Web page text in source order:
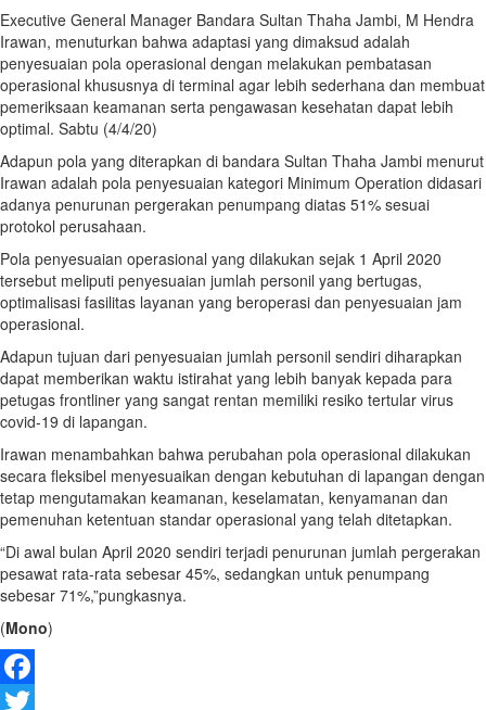
Executive General Manager Bandara Sultan Thaha Jambi, M Hendra
Irawan, menuturkan bahwa adaptasi yang dimaksud adalah
penyesuaian pola operasional dengan melakukan pembatasan
operasional khususnya di terminal agar lebih sederhana dan membuat
pemeriksaan keamanan serta pengawasan kesehatan dapat lebih
optimal. Sabtu (4/4/20)
Adapun pola yang diterapkan di bandara Sultan Thaha Jambi menurut
Irawan adalah pola penyesuaian kategori Minimum Operation didasari
adanya penurunan pergerakan penumpang diatas 51% sesuai
protokol perusahaan.
Pola penyesuaian operasional yang dilakukan sejak 1 April 2020
tersebut meliputi penyesuaian jumlah personil yang bertugas,
optimalisasi fasilitas layanan yang beroperasi dan penyesuaian jam
operasional.
Adapun tujuan dari penyesuaian jumlah personil sendiri diharapkan
dapat memberikan waktu istirahat yang lebih banyak kepada para
petugas frontliner yang sangat rentan memiliki resiko tertular virus
covid-19 di lapangan.
Irawan menambahkan bahwa perubahan pola operasional dilakukan
secara fleksibel menyesuaikan dengan kebutuhan di lapangan dengan
tetap mengutamakan keamanan, keselamatan, kenyamanan dan
pemenuhan ketentuan standar operasional yang telah ditetapkan.
“Di awal bulan April 2020 sendiri terjadi penurunan jumlah pergerakan
pesawat rata-rata sebesar 45%, sedangkan untuk penumpang
sebesar 71%,”pungkasnya.
(Mono)
Facebook